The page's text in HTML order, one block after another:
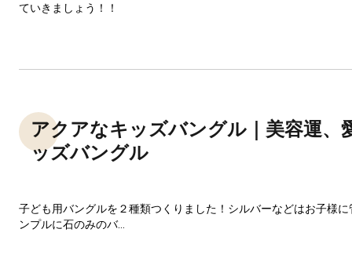
ていきましょう！！
アクアなキッズバングル｜美容運、
ッズバングル
子ども用バングルを２種類つくりました！シルバーなどはお子様
ンプルに石のみのバ...